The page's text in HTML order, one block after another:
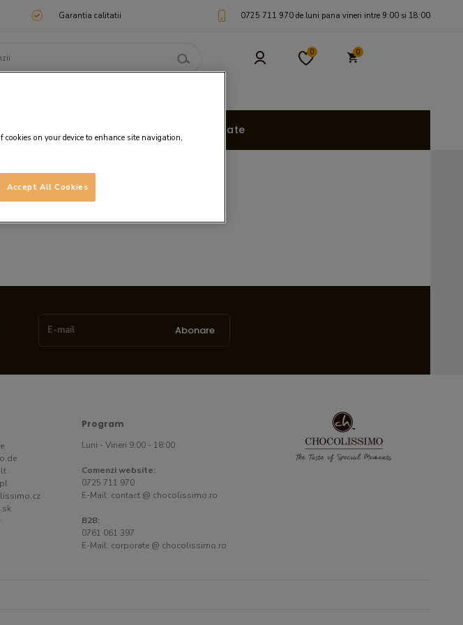
Garantia calitatii 0725 711 970 de luni pana vineri intre 9:00 si 18:00
0 0
Cadouri Personalizate
Abonare
Program
Luni - Vineri 9:00 - 18:00
Comenzi website:
0725 711 970
E-Mail: contact @ chocolissimo.ro
B2B:
0761 061 397
E-Mail: corporate @ chocolissimo.ro
cookies on your device to enhance site navigation,
Accept All Cookies